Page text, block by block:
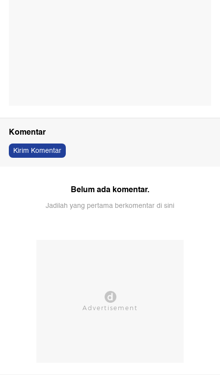
Komentar
Kirim Komentar
Belum ada komentar.
Jadilah yang pertama berkomentar di sini